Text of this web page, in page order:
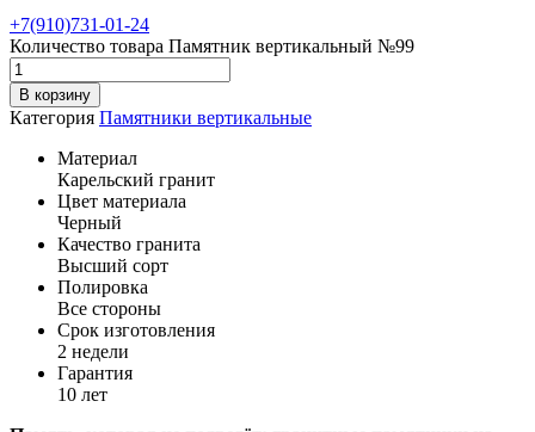
+7(910)731-01-24
Количество товара Памятник вертикальный №99
В корзину
Категория Памятники вертикальные
Материал
Карельский гранит
Цвет материала
Черный
Качество гранита
Высший сорт
Полировка
Все стороны
Срок изготовления
2 недели
Гарантия
10 лет